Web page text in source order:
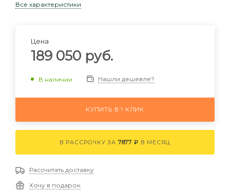
Все характеристики
Цена
189 050 руб.
В наличии Нашли дешевле?
КУПИТЬ В 1 КЛИК
В РАССРОЧКУ ЗА 7877 ₽ В МЕСЯЦ
Рассчитать доставку
Хочу в подарок